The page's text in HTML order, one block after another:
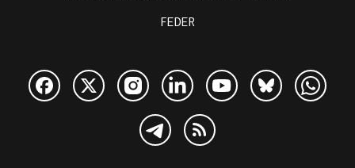
FEDER